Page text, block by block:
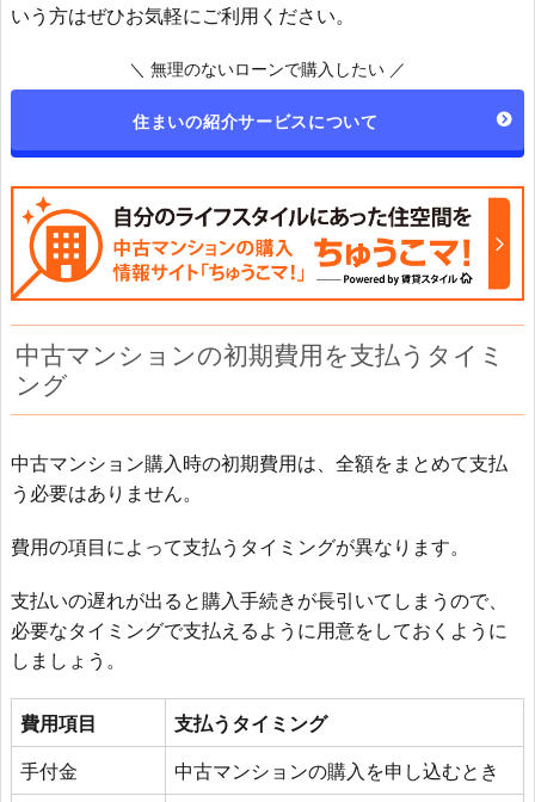
いう方はぜひお気軽にご利用ください。
＼ 無理のないローンで購入したい ／
住まいの紹介サービスについて
中古マンションの初期費用を支払うタイミ
ング
中古マンション購入時の初期費用は、全額をまとめて支払
う必要はありません。
費用の項目によって支払うタイミングが異なります。
支払いの遅れが出ると購入手続きが長引いてしまうので、
必要なタイミングで支払えるように用意をしておくように
しましょう。
費用項目 支払うタイミング
手付金
中古マンションの購入を申し込むとき